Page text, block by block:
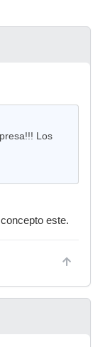
Los
este.